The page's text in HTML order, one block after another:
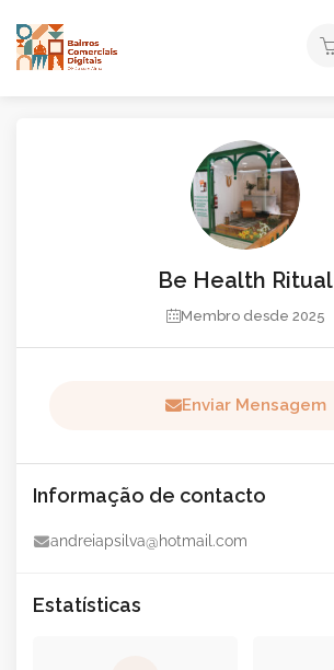
Be Health Ritual
Membro desde 2025
Enviar Mensagem
Informação de contacto
andreiapsilva@hotmail.com
Estatísticas